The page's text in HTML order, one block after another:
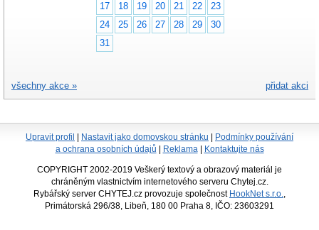
17
18 19 20 21 22
23
24
25 26 27 28 29
30
31
přidat akci
všechny akce »
Upravit profil Nastavit jako domovskou stránku
Podmínky používání
a ochrana osobních údajů
Reklama Kontaktujte nás
COPYRIGHT 2002-2019 Veškerý textový a obrazový materiál je
chráněným vlastnictvím internetového serveru Chytej.cz.
Rybářský server CHYTEJ.cz provozuje společnost HookNet s.r.o.
Primátorská 296/38, Libeň, 180 00 Praha 8, IČO: 23603291